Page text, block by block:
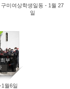
구미여상학생일동 - 1월 27
일
부
1월6일